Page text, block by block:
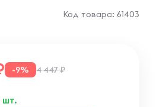
Код товара: 61403
-9% 4 447 ₽
шт.